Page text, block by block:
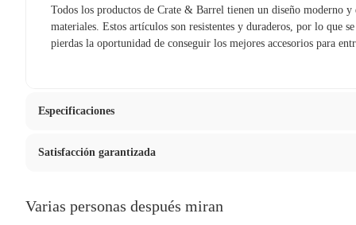
Todos los productos de Crate & Barrel tienen un diseño moderno y
materiales. Estos artículos son resistentes y duraderos, por lo que
pierdas la oportunidad de conseguir los mejores accesorios para
Especificaciones
Material
Modelo
Satisfacción garantizada
Sin embargo, tenemos categorías que cuentan con plazos
Varias personas después miran